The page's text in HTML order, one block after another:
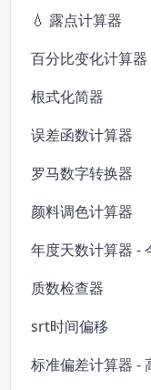
💧 露点计算器
百分比变化计算器
根式化简器
误差函数计算器
罗马数字转换器
颜料调色计算器
年度天数计算器 -
质数检查器
srt时间偏移
标准偏差计算器 -